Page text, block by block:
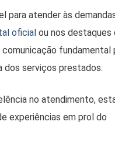
para atender às
oficial ou nos destaques
fundamental
dos serviços prestados.
no atendimento,
experiências em prol do